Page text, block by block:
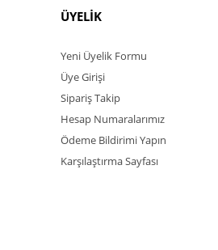
ÜYELİK
Yeni Üyelik Formu
Üye Girişi
Sipariş Takip
Hesap Numaralarımız
Ödeme Bildirimi Yapın
Karşılaştırma Sayfası